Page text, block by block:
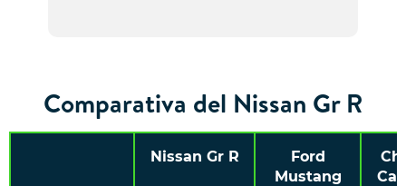
Comparativa del Nissan Gr R
Nissan Gr R
Ford
Mustang